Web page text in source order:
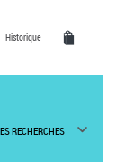
Historique
RECHERCHES